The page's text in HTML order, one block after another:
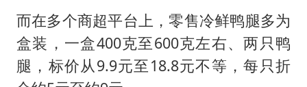
而在多个商超平台上，零售冷鲜鸭腿多为
盒装，一盒400克至600克左右、两只鸭
腿，标价从9.9元至18.8元不等，每只折